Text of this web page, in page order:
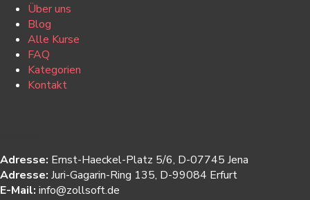
Über uns
Blog
Alle Kurse
FAQ
Kategorien
Kontakt
Adresse: Ernst-Haeckel-Platz 5/6, D-07745 Jena
Adresse: Juri-Gagarin-Ring 135, D-99084 Erfurt
E-Mail: info@zollsoft.de